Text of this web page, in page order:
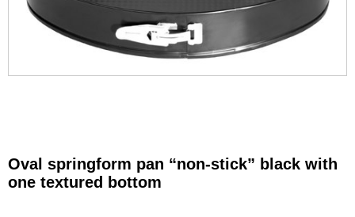
Oval springform pan “non-stick” black with
one textured bottom